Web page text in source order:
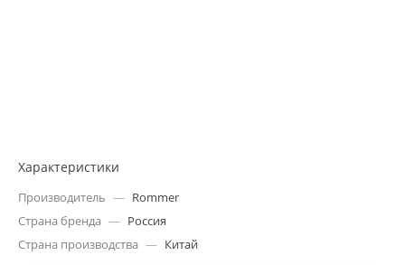
Характеристики
Производитель — Rommer
Страна бренда — Россия
Страна производства — Китай